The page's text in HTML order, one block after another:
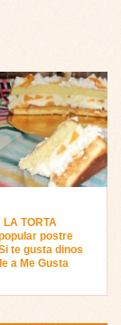
LA TORTA
postre
te gusta dinos
a Me Gusta